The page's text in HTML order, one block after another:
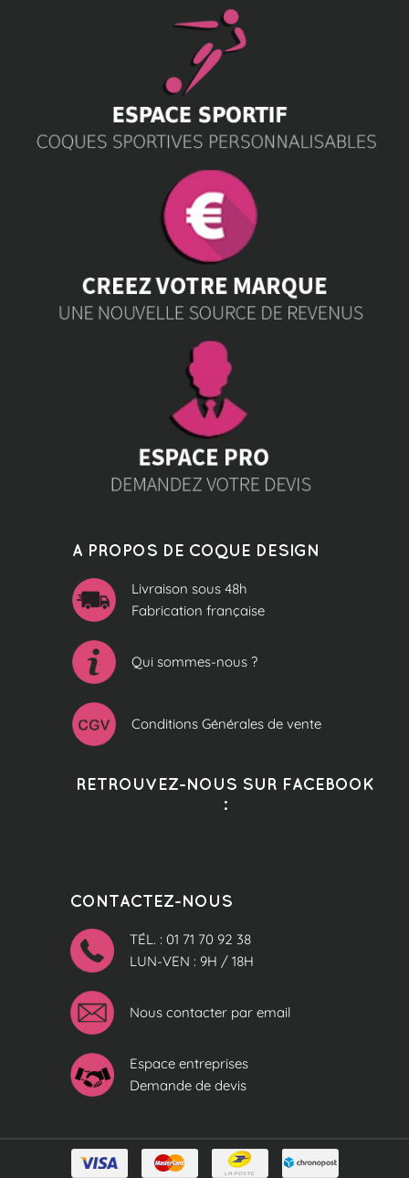
A PROPOS DE COQUE DESIGN
Livraison sous 48h
Fabrication française
Qui sommes-nous ?
Conditions Générales de vente
RETROUVEZ-NOUS SUR FACEBOOK
:
CONTACTEZ-NOUS
TÉL. : 01 71 70 92 38
LUN-VEN : 9H / 18H
Nous contacter par email
Espace entreprises
Demande de devis